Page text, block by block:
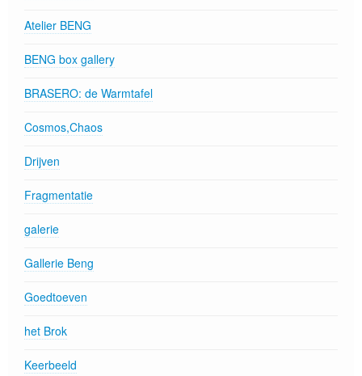
Atelier BENG
BENG box gallery
BRASERO: de Warmtafel
Cosmos,Chaos
Drijven
Fragmentatie
galerie
Gallerie Beng
Goedtoeven
het Brok
Keerbeeld